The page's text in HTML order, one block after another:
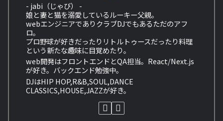
- jabi（じゃび） -
娘と妻と猫を溺愛しているルーキー父親。
webエンジニアでありクラブDJでもあるただのアフ
ロ。
プロ野球が好きだったりリトルトゥースだったり料理
という新たな趣味に目覚めたり。
web開発はフロントエンドとQA担当。React/Next.js
が好き。バックエンド勉強中。
DJはHIP HOP,R&B,SOUL,DANCE
CLASSICS,HOUSE,JAZZが好き。